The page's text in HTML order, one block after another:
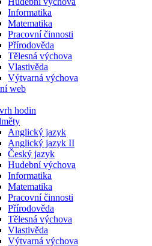
Informatika
Matematika
Pracovní činnosti
Přírodověda
Tělesná výchova
Vlastivěda
Výtvarná výchova
web
hodin
Anglický jazyk
Anglický jazyk II
Český jazyk
Hudební výchova
Informatika
Matematika
Pracovní činnosti
Přírodověda
Tělesná výchova
Vlastivěda
Výtvarná výchova